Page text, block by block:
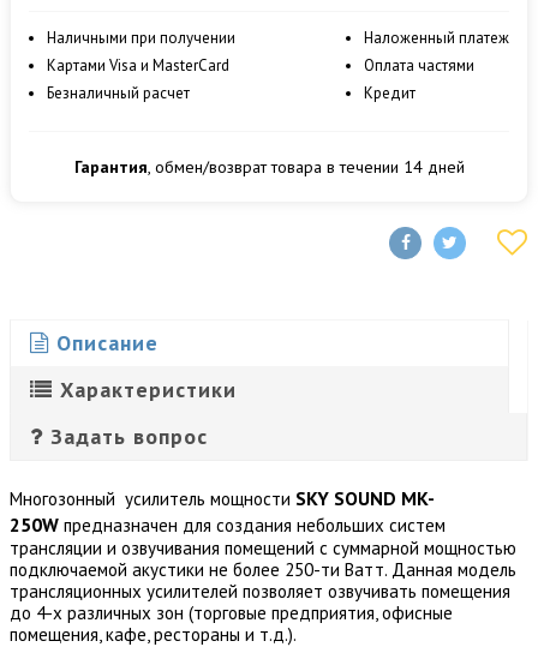
Наличными при получении
Картами Visa и MasterCard
Безналичный расчет
Наложенный платеж
Оплата частями
Кредит
Гарантия, обмен/возврат товара в течении 14 дней
Описание
Характеристики
Задать вопрос
Многозонный усилитель мощности SKY SOUND MK-
250W предназначен для создания небольших систем
трансляции и озвучивания помещений с суммарной мощностью
подключаемой акустики не более 250-ти Ватт. Данная модель
трансляционных усилителей позволяет озвучивать помещения
до 4-х различных зон (торговые предприятия, офисные
помещения, кафе, рестораны и т.д.).